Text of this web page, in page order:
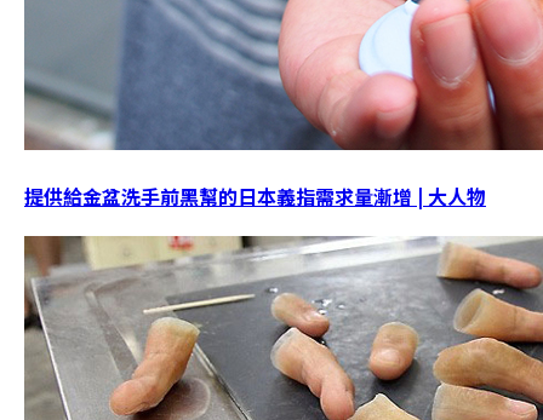
提供給金盆洗手前黑幫的日本義指需求量漸增 | 大人物